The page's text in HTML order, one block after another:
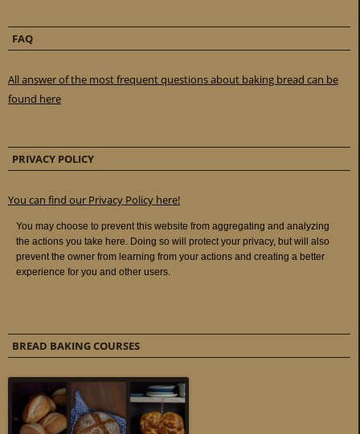
FAQ
All answer of the most frequent questions about baking bread can be
found here
PRIVACY POLICY
You can find our Privacy Policy here!
BREAD BAKING COURSES